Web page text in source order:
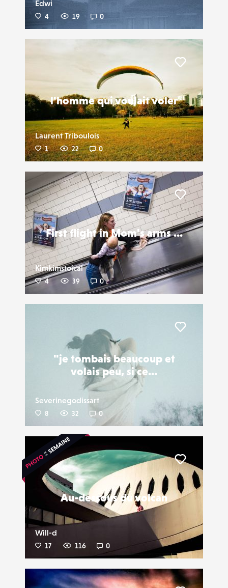
Edwi
4 19 0
l'homme qui voulait voler
Laurent Triboulois
1 22 0
First flight in Mom's arms ...
Kimkimstoical
4 39 0
Liker
"je tombais beaucoup et
volais peu, si ce...
Severinegodissart
8 32 0
Au-dessous du volcan
Will-d
17 116 0